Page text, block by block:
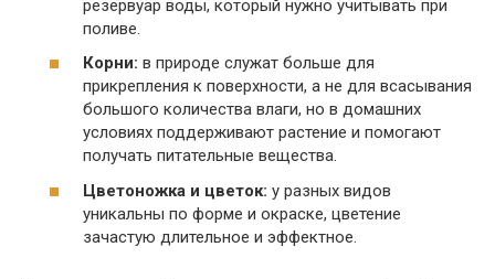
резервуар воды, который нужно учитывать при
поливе.
Корни: в природе служат больше для
прикрепления к поверхности, а не для всасывания
большого количества влаги, но в домашних
условиях поддерживают растение и помогают
получать питательные вещества.
Цветоножка и цветок: у разных видов
уникальны по форме и окраске, цветение
зачастую длительное и эффектное.